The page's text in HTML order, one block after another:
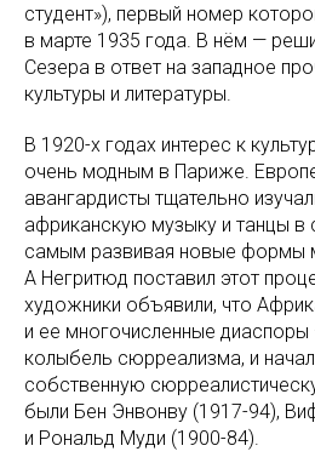
студент»), первый номер
в марте 1935 года. В нём —
Сезера в ответ на западное
культуры и литературы.
В 1920-х годах интерес к
очень модным в Париже.
авангардисты тщательно
африканскую музыку и танцы в
самым развивая новые формы
А Негритюд поставил этот
художники объявили, что
и ее многочисленные диаспоры
колыбель сюрреализма, и
собственную
были Бен Энвонву (1917-94),
и Рональд Муди (1900-84).